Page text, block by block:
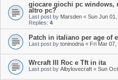
giocare giochi pc windows,
altro pc?
Last post by Marsden « Sun Jun
Replies: 4
Patch in italiano per age of
Last post by toninodna « Fri Mar 07,
Wrcraft III Roc e Tft in ita
Last post by Albylovecraft « Sun